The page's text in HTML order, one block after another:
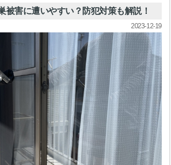
被害に遭いやすい？防犯対策も解説！
2023-12-19